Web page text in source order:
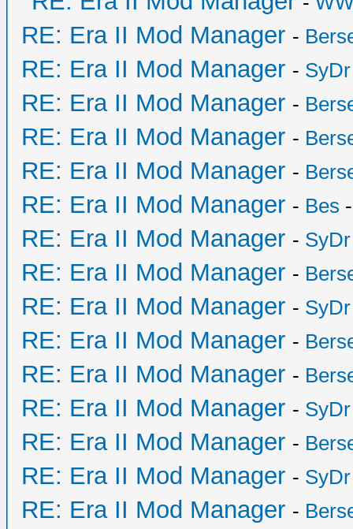
RE: Era II Mod Manager -
RE: Era II Mod Manager - SyDr
RE: Era II Mod Manager -
RE: Era II Mod Manager -
RE: Era II Mod Manager -
RE: Era II Mod Manager - Bes
RE: Era II Mod Manager - SyDr
RE: Era II Mod Manager -
RE: Era II Mod Manager - SyDr
RE: Era II Mod Manager -
RE: Era II Mod Manager -
RE: Era II Mod Manager - SyDr
RE: Era II Mod Manager -
RE: Era II Mod Manager - SyDr
RE: Era II Mod Manager -